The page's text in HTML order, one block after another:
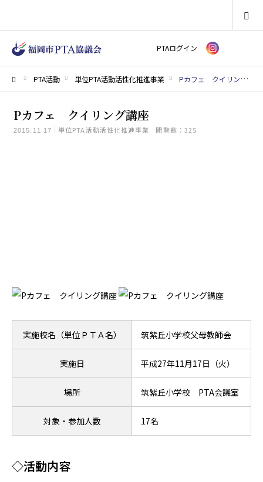
PTAログイン
PTA活動 単位PTA活動活性化推進事業 Pカフェ クイリング講座
Pカフェ クイリング講座
2015.11.17 単位PTA活動活性化推進事業 閲覧数：325
実施校名（単位ＰＴＡ名） 筑紫丘小学校父母教師会
実施日 平成27年11月17日（火）
場所 筑紫丘小学校 PTA会議室
対象・参加人数 17名
◇活動内容